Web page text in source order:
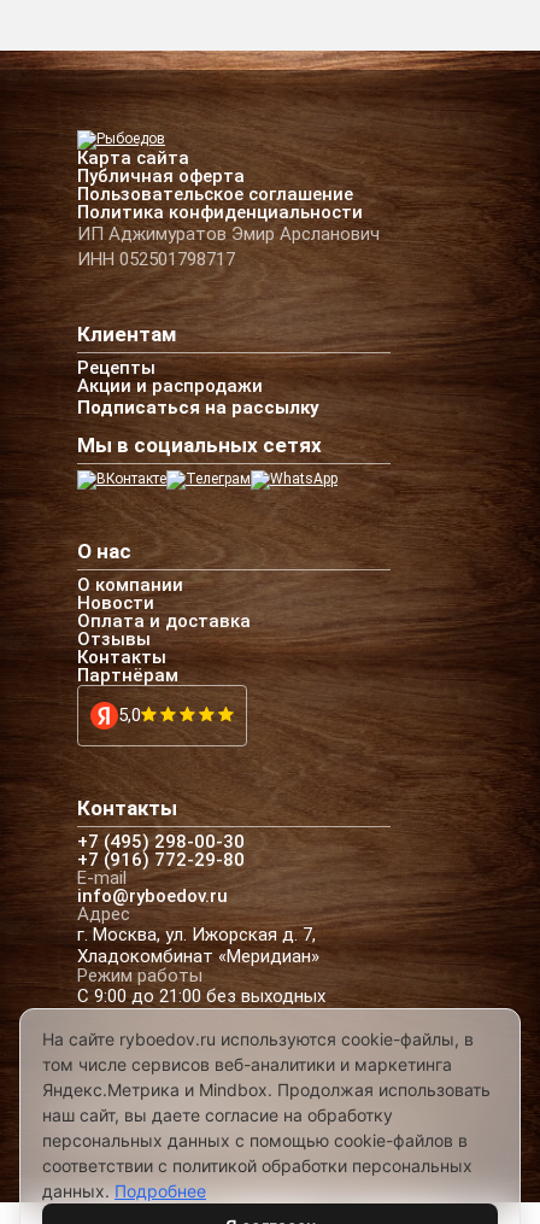
Карта сайта
Публичная оферта
Пользовательское соглашение
Политика конфиденциальности
ИП Аджимуратов Эмир Арсланович
ИНН 052501798717
Клиентам
Рецепты
Акции и распродажи
Подписаться на рассылку
Мы в социальных сетях
О нас
О компании
Новости
Оплата и доставка
Отзывы
Контакты
Партнёрам
5,0
Контакты
+7 (495) 298-00-30
+7 (916) 772-29-80
E-mail
info@ryboedov.ru
Адрес
г. Москва, ул. Ижорская д. 7,
Хладокомбинат «Меридиан»
Режим работы
С 9:00 до 21:00 без выходных
© 2026,Рыбоедовъ— доставка рыбы и
морепродуктов в Москве
Предложения на сайте не являются офертой
Разработано в
На сайте ryboedov.ru используются cookie-файлы, в
том числе сервисов веб-аналитики и маркетинга
Яндекс.Метрика и Mindbox. Продолжая использовать
наш сайт, вы даете согласие на обработку
персональных данных с помощью cookie-файлов в
соответствии с политикой обработки персональных
данных. Подробнее